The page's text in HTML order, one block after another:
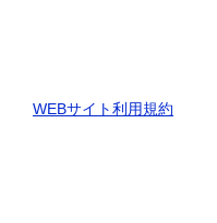
WEBサイト利用規約